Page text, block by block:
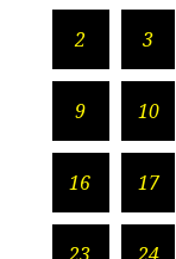
2 3
9 10
16 17